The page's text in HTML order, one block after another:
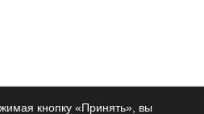
кнопку «Принять», вы